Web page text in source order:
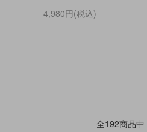
4,980円(税込)
全192商品中